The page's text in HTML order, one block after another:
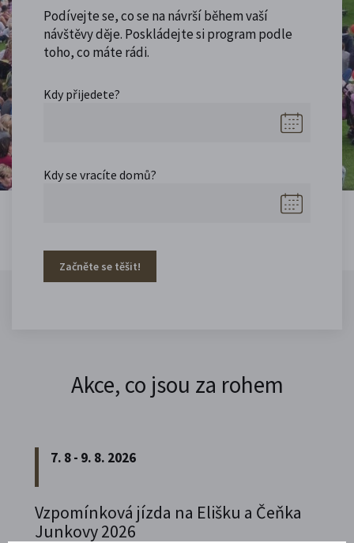
Podívejte se, co se na návrší během vaší
návštěvy děje. Poskládejte si program podle
toho, co máte rádi.
Kdy přijedete?
Kdy se vracíte domů?
Začněte se těšit!
Akce, co jsou za rohem
7. 8 - 9. 8. 2026
Vzpomínková jízda na Elišku a Čeňka
Junkovy 2026